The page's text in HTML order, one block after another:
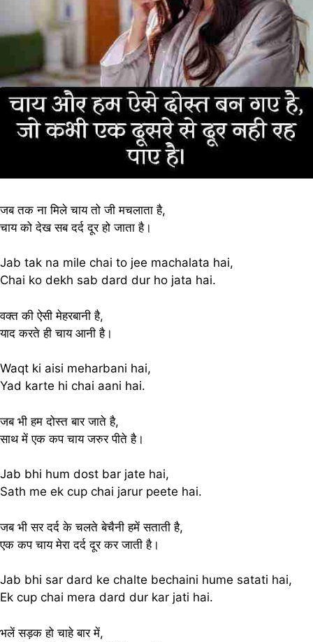
जब तक ना मिले चाय तो जी मचलाता है,
चाय को देख सब दर्द दूर हो जाता है।
Jab tak na mile chai to jee machalata hai,
Chai ko dekh sab dard dur ho jata hai.
वक्त की ऐसी मेहरबानी है,
याद करते ही चाय आनी है।
Waqt ki aisi meharbani hai,
Yad karte hi chai aani hai.
जब भी हम दोस्त बार जाते है,
साथ में एक कप चाय जरुर पीते है।
Jab bhi hum dost bar jate hai,
Sath me ek cup chai jarur peete hai.
जब भी सर दर्द के चलते बेचैनी हमें सताती है,
एक कप चाय मेरा दर्द दूर कर जाती है।
Jab bhi sar dard ke chalte bechaini hume satati hai,
Ek cup chai mera dard dur kar jati hai.
भलें सड़क हो चाहे बार में,